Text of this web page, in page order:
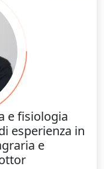
e fisiologia
esperienza in
e